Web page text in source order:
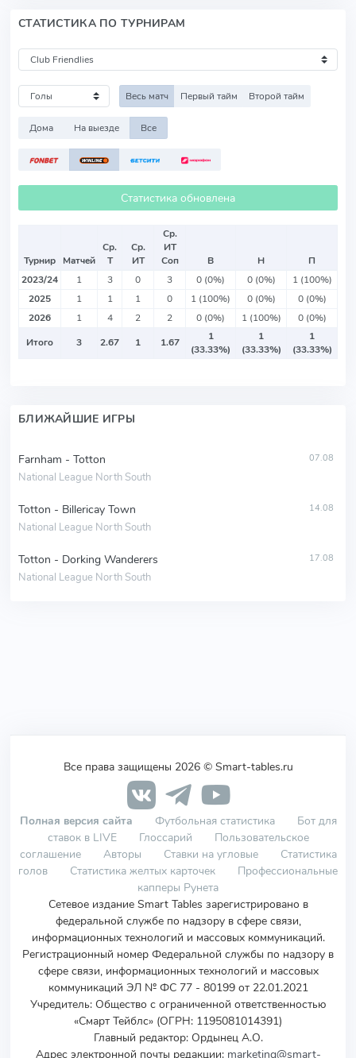
СТАТИСТИКА ПО ТУРНИРАМ
Весь матч Первый тайм Второй тайм
Дома На выезде Все
Статистика обновлена
Турнир Матчей
Ср.
Т
Ср.
ИТ
Ср.
ИТ
Соп
В Н
П
2023/24
1 3 0 3 0 (0%) 0 (0%)
1 (100%)
2025
1 1 1 0 1 (100%) 0 (0%)
0 (0%)
2026
1 4 2 2 0 (0%) 1 (100%)
0 (0%)
Итого
3 2.67 1 1.67
1
(33.33%)
1
(33.33%)
1
(33.33%)
БЛИЖАЙШИЕ ИГРЫ
Farnham - Totton
National League North South
07.08
Totton - Billericay Town
National League North South
14.08
Totton - Dorking Wanderers
National League North South
17.08
Все права защищены 2026 © Smart-tables.ru
Полная версия сайта Футбольная статистика
Бот для
ставок в LIVE
Глоссарий
Пользовательское
соглашение
Авторы Ставки на угловые
Статистика
голов
Статистика желтых карточек
Профессиональные
капперы Рунета
Сетевое издание Smart Tables зарегистрировано в
федеральной службе по надзору в сфере связи,
информационных технологий и массовых коммуникаций.
Регистрационный номер Федеральной службы по надзору в
сфере связи, информационных технологий и массовых
коммуникаций ЭЛ № ФС 77 - 80199 от 22.01.2021
Учредитель: Общество с ограниченной ответственностью
«Смарт Тейблс» (ОГРН: 1195081014391)
Главный редактор: Ордынец А.О.
Адрес электронной почты редакции: marketing@smart-